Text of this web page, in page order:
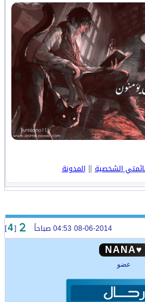
الشخصية||المدونة
[
4
]
♥NANA
عضو